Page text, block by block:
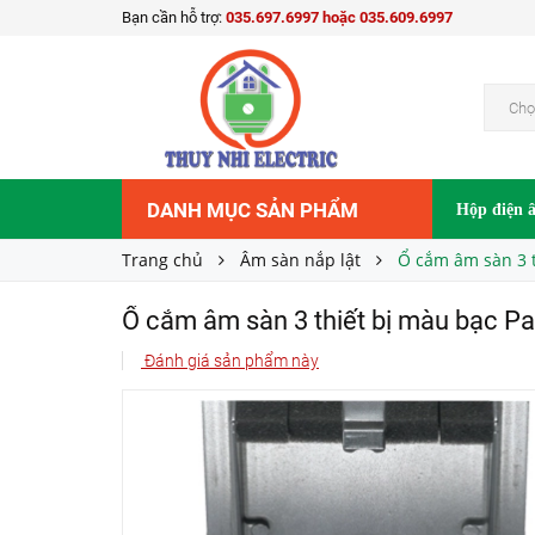
Bạn cần hỗ trợ: 035.697.6997 hoặc 035.609.6997
DANH MỤC SẢN PHẨM Hộp điện
Trang chủ Âm sàn nắp lật Ổ cắm âm sàn 3
Ổ cắm âm sàn 3 thiết bị màu bạc
Đánh giá sản phẩm này
Ổ cắm âm sàn 3 thiết bị màu bạc Panasonic
Giá bán: 1.140.000₫